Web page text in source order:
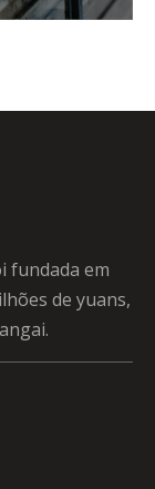
fundada em
de yuans,